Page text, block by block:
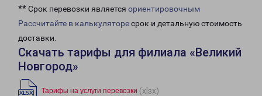
** Срок перевозки является ориентировочным
Рассчитайте в калькуляторесрок и детальную стоимость
доставки.
Скачать тарифы для филиала «Великий
Новгород»
Тарифы на услуги перевозки (xlsx)